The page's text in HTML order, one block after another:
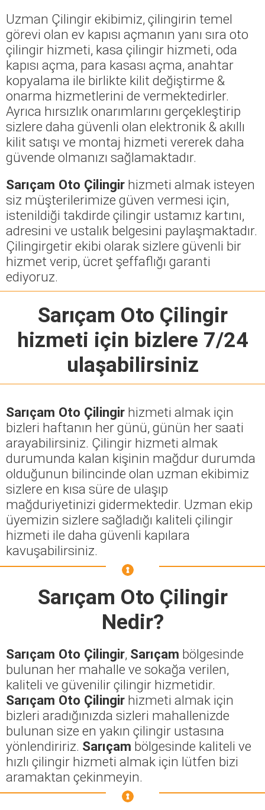
Uzman Çilingir ekibimiz, çilingirin temel
görevi olan ev kapısı açmanın yanı sıra oto
çilingir hizmeti, kasa çilingir hizmeti, oda
kapısı açma, para kasası açma, anahtar
kopyalama ile birlikte kilit değiştirme &
onarma hizmetlerini de vermektedirler.
Ayrıca hırsızlık onarımlarını gerçekleştirip
sizlere daha güvenli olan elektronik & akıllı
kilit satışı ve montaj hizmeti vererek daha
güvende olmanızı sağlamaktadır.
Sarıçam Oto Çilingir hizmeti almak isteyen
siz müşterilerimize güven vermesi için,
istenildiği takdirde çilingir ustamız kartını,
adresini ve ustalık belgesini paylaşmaktadır.
Çilingirgetir ekibi olarak sizlere güvenli bir
hizmet verip, ücret şeffaflığı garanti
ediyoruz.
Sarıçam Oto Çilingir
hizmeti için bizlere 7/24
ulaşabilirsiniz
Sarıçam Oto Çilingir hizmeti almak için
bizleri haftanın her günü, günün her saati
arayabilirsiniz. Çilingir hizmeti almak
durumunda kalan kişinin mağdur durumda
olduğunun bilincinde olan uzman ekibimiz
sizlere en kısa süre de ulaşıp
mağduriyetinizi gidermektedir. Uzman ekip
üyemizin sizlere sağladığı kaliteli çilingir
hizmeti ile daha güvenli kapılara
kavuşabilirsiniz.
Sarıçam Oto Çilingir
Nedir?
Sarıçam Oto Çilingir, Sarıçam bölgesinde
bulunan her mahalle ve sokağa verilen,
kaliteli ve güvenilir çilingir hizmetidir.
Sarıçam Oto Çilingir hizmeti almak için
bizleri aradığınızda sizleri mahallenizde
bulunan size en yakın çilingir ustasına
yönlendiririz. Sarıçam bölgesinde kaliteli ve
hızlı çilingir hizmeti almak için lütfen bizi
aramaktan çekinmeyin.